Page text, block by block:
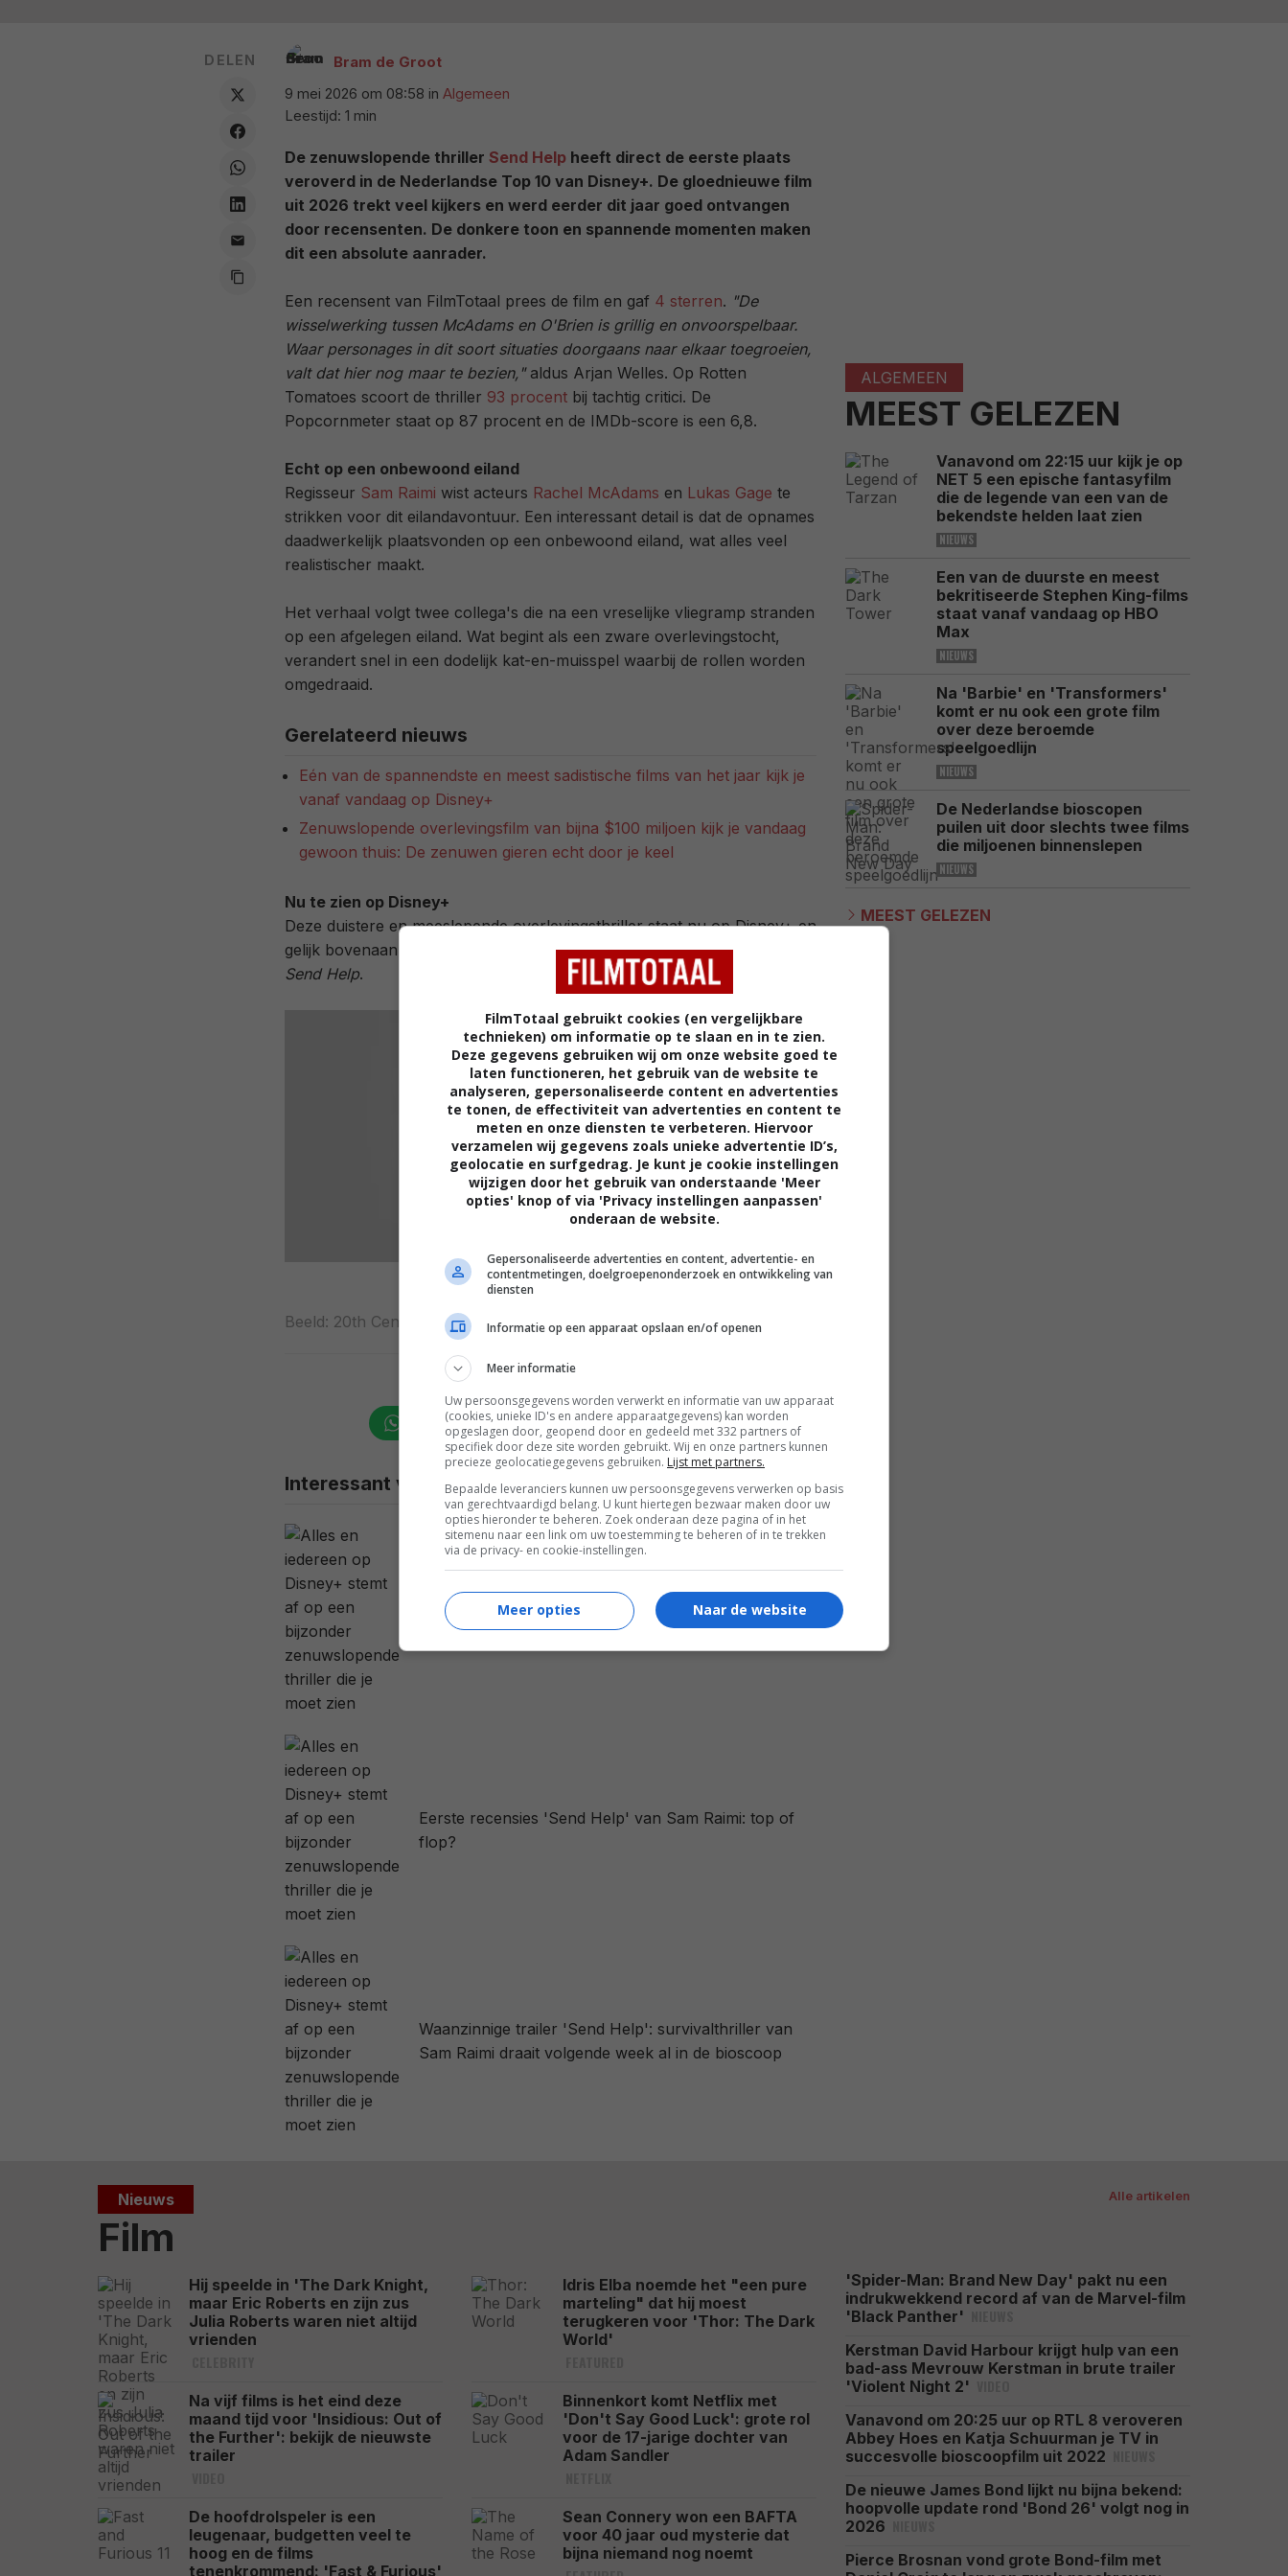
Bram de Groot
9 mei 2026 om 08:58 in Algemeen
Leestijd: 1 min
De zenuwslopende thriller Send Help heeft direct de eerste plaats
veroverd in de Nederlandse Top 10 van Disney+. De gloednieuwe film
uit 2026 trekt veel kijkers en werd eerder dit jaar goed ontvangen
door recensenten. De donkere toon en spannende momenten maken
dit een absolute aanrader.
Een recensent van FilmTotaal prees de film en gaf 4 sterren. "De
wisselwerking tussen McAdams en O'Brien is grillig en onvoorspelbaar.
Waar personages in dit soort situaties doorgaans naar elkaar toegroeien,
valt dat hier nog maar te bezien,"aldus Arjan Welles. Op Rotten
Tomatoes scoort de thriller 93 procent bij tachtig critici. De
Popcornmeter staat op 87 procent en de IMDb-score is een 6,8.
Echt op een onbewoond eiland
Regisseur Sam Raimi wist acteurs Rachel McAdams en Lukas Gage te
strikken voor dit eilandavontuur. Een interessant detail is dat de opnames
daadwerkelijk plaatsvonden op een onbewoond eiland, wat alles veel
realistischer maakt.
Het verhaal volgt twee collega's die na een vreselijke vliegramp stranden
op een afgelegen eiland. Wat begint als een zware overlevingstocht,
verandert snel in een dodelijk kat-en-muisspel waarbij de rollen worden
omgedraaid.
Gerelateerd nieuws
Eén van de spannendste en meest sadistische films van het jaar kijk je
vanaf vandaag op Disney+
Zenuwslopende overlevingsfilm van bijna $100 miljoen kijk je vandaag
gewoon thuis: De zenuwen gieren echt door je keel
Nu te zien op Disney+
Deze duistere en meeslepende overlevingsthriller staat nu op Disney+ en
gelijk bovenaan de Top 10 van de dienst. Check hieronder de trailer van
Send Help.
Beeld: 20th Century Studios
WhatsApp Google Nieuws Facebook
Interessant voor jou
Zenuwslopende overlevingsfilm van bijna $100 miljoen
kijk je vandaag gewoon thuis: De zenuwen gieren echt
Eerste recensies 'Send Help' van Sam Raimi: top of
flop?
Waanzinnige trailer 'Send Help': survivalthriller van
Sam Raimi draait volgende week al in de bioscoop
DELEN
ALGEMEEN
MEEST GELEZEN
Vanavond om 22:15 uur kijk je op
NET 5 een epische fantasyfilm
die de legende van een van de
bekendste helden laat zien
NIEUWS
Een van de duurste en meest
bekritiseerde Stephen King-films
staat vanaf vandaag op HBO
Max
NIEUWS
Na 'Barbie' en 'Transformers'
komt er nu ook een grote film
over deze beroemde
speelgoedlijn
NIEUWS
De Nederlandse bioscopen
puilen uit door slechts twee films
die miljoenen binnenslepen
NIEUWS
MEEST GELEZEN
Nieuws
Film
Hij speelde in 'The Dark Knight,
maar Eric Roberts en zijn zus
Julia Roberts waren niet altijd
vrienden
Na vijf films is het eind deze
maand tijd voor 'Insidious: Out of
the Further': bekijk de nieuwste
trailer
De hoofdrolspeler is een
leugenaar, budgetten veel te
hoog en de films
tenenkrommend: 'Fast & Furious'
Idris Elba noemde het "een pure
marteling" dat hij moest
terugkeren voor 'Thor: The Dark
World'
Binnenkort komt Netflix met
'Don't Say Good Luck': grote rol
voor de 17-jarige dochter van
Adam Sandler
Sean Connery won een BAFTA
voor 40 jaar oud mysterie dat
bijna niemand nog noemt
'Spider-Man: Brand New Day' pakt nu een
indrukwekkend record af van de Marvel-film
'Black Panther'
Kerstman David Harbour krijgt hulp van een
bad-ass Mevrouw Kerstman in brute trailer
'Violent Night 2'
Vanavond om 20:25 uur op RTL 8 veroveren
Abbey Hoes en Katja Schuurman je TV in
succesvolle bioscoopfilm uit 2022
De nieuwe James Bond lijkt nu bijna bekend:
hoopvolle update rond 'Bond 26' volgt nog in
2026
Pierce Brosnan vond grote Bond-film met
Alle artikelen
FilmTotaal gebruikt cookies (en vergelijkbare
technieken) om informatie op te slaan en in te zien.
Deze gegevens gebruiken wij om onze website goed te
laten functioneren, het gebruik van de website te
analyseren, gepersonaliseerde content en advertenties
te tonen, de effectiviteit van advertenties en content te
meten en onze diensten te verbeteren. Hiervoor
verzamelen wij gegevens zoals unieke advertentie ID’s,
geolocatie en surfgedrag. Je kunt je cookie instellingen
wijzigen door het gebruik van onderstaande 'Meer
opties' knop of via 'Privacy instellingen aanpassen'
onderaan de website.
Gepersonaliseerde advertenties en content, advertentie- en
contentmetingen, doelgroepenonderzoek en ontwikkeling van
diensten
Informatie op een apparaat opslaan en/of openen
Meer informatie
Uw persoonsgegevens worden verwerkt en informatie van uw apparaat
(cookies, unieke ID's en andere apparaatgegevens) kan worden
opgeslagen door, geopend door en gedeeld met 332 partners of
specifiek door deze site worden gebruikt. Wij en onze partners kunnen
precieze geolocatiegegevens gebruiken. Lijst met partners.
Bepaalde leveranciers kunnen uw persoonsgegevens verwerken op basis
van gerechtvaardigd belang. U kunt hiertegen bezwaar maken door uw
opties hieronder te beheren. Zoek onderaan deze pagina of in het
sitemenu naar een link om uw toestemming te beheren of in te trekken
via de privacy- en cookie-instellingen.
Naar de website
Meer opties